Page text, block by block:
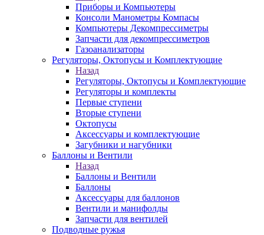
Приборы и Компьютеры
Консоли Манометры Компасы
Компьютеры Декомпрессиметры
Запчасти для декомпрессиметров
Газоанализаторы
Регуляторы, Октопусы и Комплектующие
Назад
Регуляторы, Октопусы и Комплектующие
Регуляторы и комплекты
Первые ступени
Вторые ступени
Октопусы
Аксессуары и комплектующие
Загубники и нагубники
Баллоны и Вентили
Назад
Баллоны и Вентили
Баллоны
Аксессуары для баллонов
Вентили и манифолды
Запчасти для вентилей
Подводные ружья